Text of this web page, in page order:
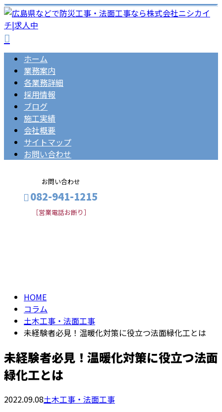
ホーム
業務案内
各業務詳細
採用情報
ブログ
施工実績
会社概要
サイトマップ
お問い合わせ
お問い合わせ
082-941-1215
［営業電話お断り］
HOME
コラム
土木工事・法面工事
未経験者必見！温暖化対策に役立つ法面緑化工とは
未経験者必見！温暖化対策に役立つ法面
緑化工とは
2022.09.08土木工事・法面工事